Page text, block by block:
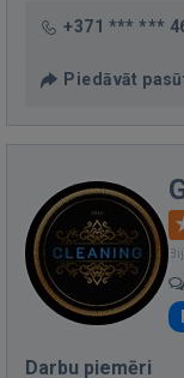
+371 *** ***
Piedāvāt
Darbu piemēri